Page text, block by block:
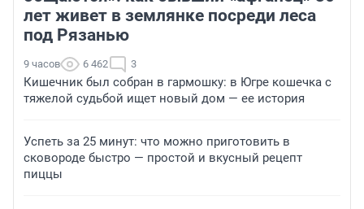
лет живет в землянке посреди леса
под Рязанью
9 часов 6 462 3
Кишечник был собран в гармошку: в Югре кошечка с
тяжелой судьбой ищет новый дом — ее история
Успеть за 25 минут: что можно приготовить в
сковороде быстро — простой и вкусный рецепт
пиццы